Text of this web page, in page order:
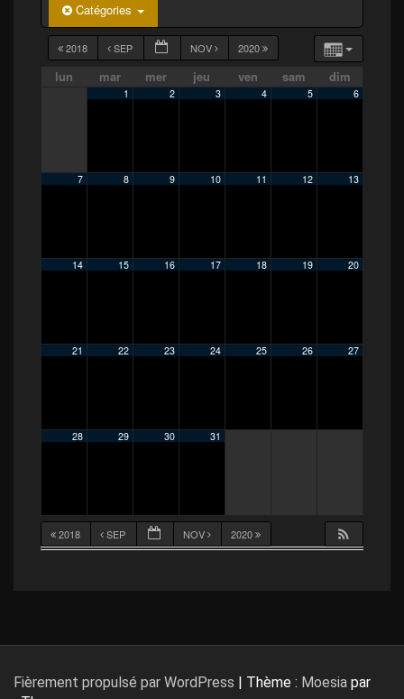
Catégories
2018 SEP NOV 2020
lun mar mer jeu ven sam dim
1 2 3 4 5 6
7 8 9 10 11 12 13
14 15 16 17 18 19 20
21 22 23 24 25 26 27
28 29 30 31
2018 SEP NOV 2020
Fièrement propulsé par WordPress | Thème : Moesia par